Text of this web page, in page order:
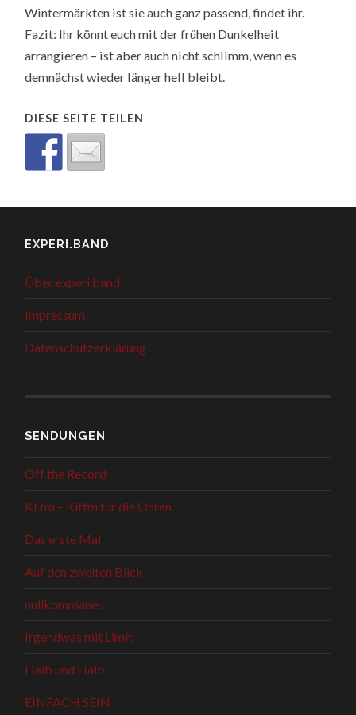
Wintermärkten ist sie auch ganz passend, findet ihr.
Fazit: Ihr könnt euch mit der frühen Dunkelheit
arrangieren – ist aber auch nicht schlimm, wenn es
demnächst wieder länger hell bleibt.
DIESE SEITE TEILEN
EXPERI.BAND
Über experi.band
Impressum
Datenschutzerklärung
SENDUNGEN
Off the Record
KI.fm – Kiffm für die Ohren
Das erste Mal
Auf den zweiten Blick
nullkommaneu
Irgendwas mit Limit
Halb und Halb
EINFACH SEIN